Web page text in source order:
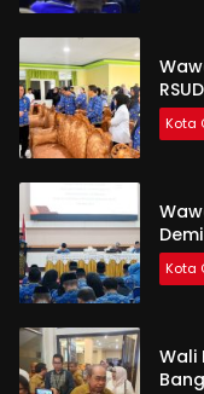
Kota
Kota
Wali